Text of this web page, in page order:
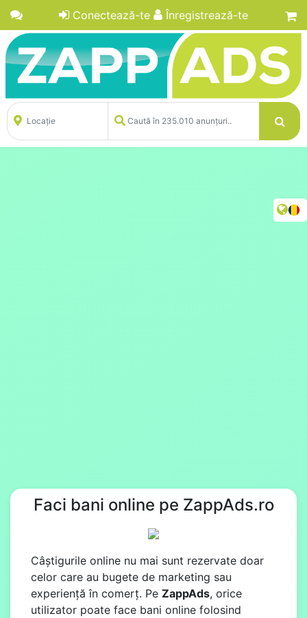
Conectează-te Înregistrează-te
Faci bani online pe ZappAds.ro
Câștigurile online nu mai sunt rezervate doar
celor care au bugete de marketing sau
experiență în comerț. Pe ZappAds, orice
utilizator poate face bani online folosind